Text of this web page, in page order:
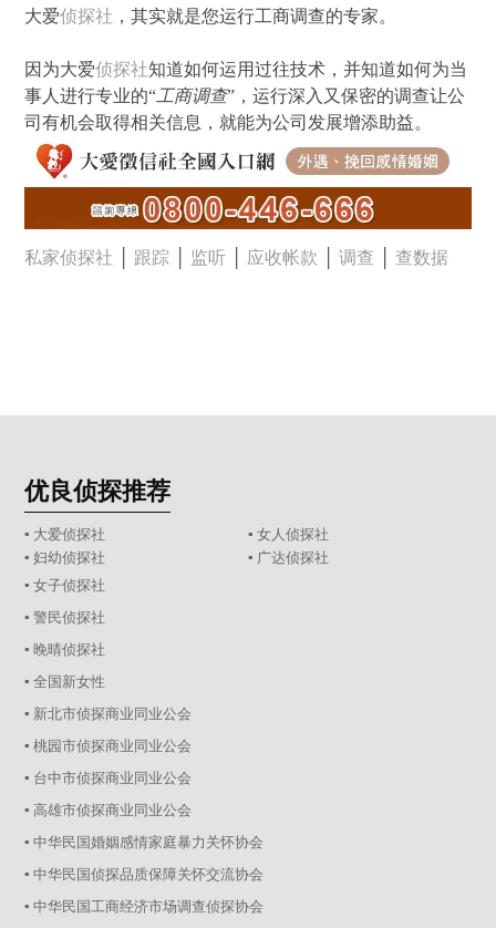
大爱侦探社 ，其实就是您运行工商调查的专家。
因为大爱侦探社知道如何运用过往技术，并知道如何为当
事人进行专业的“ 工商调查”，运行深入又保密的调查让公
司有机会取得相关信息，就能为公司发展增添助益。
私家侦探社 跟踪 监听 应收帐款 │调查 查数据
优良侦探推荐
▪ 大爱侦探社
▪ 女人侦探社
▪ 妇幼侦探社
▪ 广达侦探社
▪ 女子侦探社
▪ 警民侦探社
▪ 晚晴侦探社
▪ 全国新女性
▪ 新北市侦探商业同业公会
▪ 桃园市侦探商业同业公会
▪ 台中市侦探商业同业公会
▪ 高雄市侦探商业同业公会
▪ 中华民国婚姻感情家庭暴力关怀协会
▪ 中华民国侦探品质保障关怀交流协会
▪ 中华民国工商经济市场调查侦探协会